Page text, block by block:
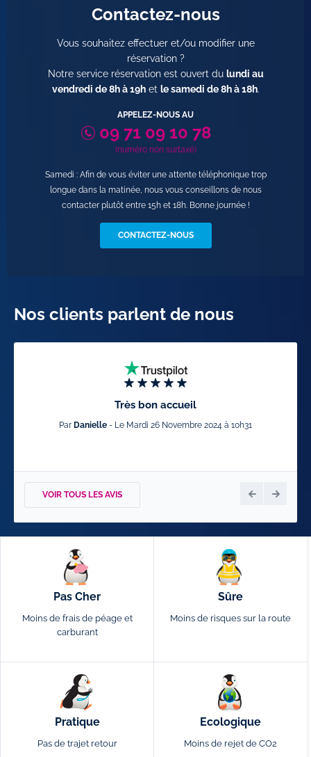
Contactez-nous
Vous souhaitez effectuer et/ou modifier une
réservation ?
Notre service réservation est ouvert du lundi au
vendredi de 8h à 19het le samedi de 8h à 18h.
APPELEZ-NOUS AU
09 71 09 10 78
(numéro non surtaxé)
Samedi : Afin de vous éviter une attente téléphonique trop
longue dans la matinée, nous vous conseillons de nous
contacter plutôt entre 15h et 18h. Bonne journée !
CONTACTEZ-NOUS
Nos clients parlent de nous
Très bon accueil
Par Danielle - Le Mardi 26 Novembre 2024 à 10h31
VOIR TOUS LES AVIS
Pas Cher
Moins de frais de péage et
carburant
Sûre
Moins de risques sur la route
Pratique
Pas de trajet retour
Ecologique
Moins de rejet de CO2